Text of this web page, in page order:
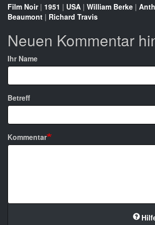
Film Noir| 1951 | USA | William Berke |
Beaumont | Richard Travis
Neuen Kommentar
Ihr Name
Betreff
Kommentar